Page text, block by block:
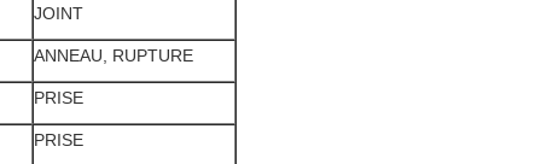
JOINT
ANNEAU, RUPTURE
PRISE
PRISE